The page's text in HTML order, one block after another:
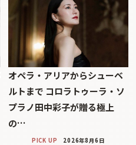
オペラ・アリアからシューベ
ルトまで コロラトゥーラ・ソ
プラノ田中彩子が贈る極上
の…
PICK UP 2026年8月6日